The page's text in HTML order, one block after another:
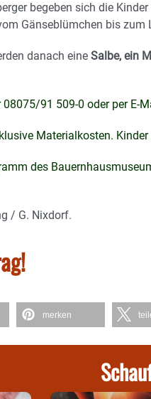
begeben sich die
Gänseblümchen bis zum
danach eine Salbe, ein
91 509-0 oder per E-
Materialkosten.
des
/ G. Nixdorf.
merken